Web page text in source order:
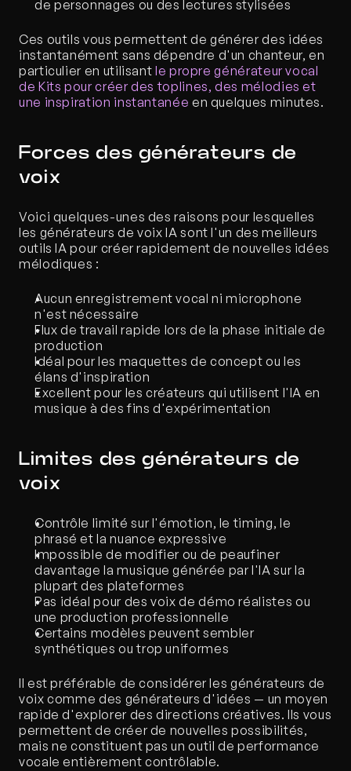
de personnages ou des lectures stylisées
Ces outils vous permettent de générer des idées
instantanément sans dépendre d'un chanteur, en
particulier en utilisant le propre générateur vocal
de Kits pour créer des toplines, des mélodies et
une inspiration instantanée en quelques minutes.
Forces des générateurs de
voix
Voici quelques-unes des raisons pour lesquelles
les générateurs de voix IA sont l'un des meilleurs
outils IA pour créer rapidement de nouvelles idées
mélodiques :
Aucun enregistrement vocal ni microphone
n'est nécessaire
Flux de travail rapide lors de la phase initiale de
production
Idéal pour les maquettes de concept ou les
élans d'inspiration
Excellent pour les créateurs qui utilisent l'IA en
musique à des fins d'expérimentation
Limites des générateurs de
voix
Contrôle limité sur l'émotion, le timing, le
phrasé et la nuance expressive
Impossible de modifier ou de peaufiner
davantage la musique générée par l'IA sur la
plupart des plateformes
Pas idéal pour des voix de démo réalistes ou
une production professionnelle
Certains modèles peuvent sembler
synthétiques ou trop uniformes
Il est préférable de considérer les générateurs de
voix comme des générateurs d'idées — un moyen
rapide d'explorer des directions créatives. Ils vous
permettent de créer de nouvelles possibilités,
mais ne constituent pas un outil de performance
vocale entièrement contrôlable.